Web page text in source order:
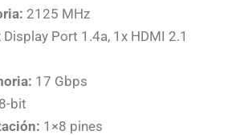
2125 MHz
Display Port 1.4a, 1x HDMI 2.1
17 Gbps
bit
1×8 pines